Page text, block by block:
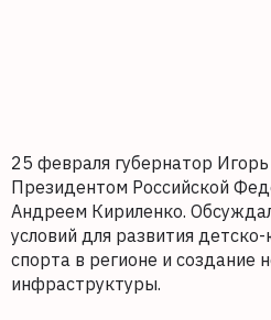
25 февраля губернатор
Президентом Российской
Андреем Кириленко.
условий для развития
спорта в регионе и создание
инфраструктуры.